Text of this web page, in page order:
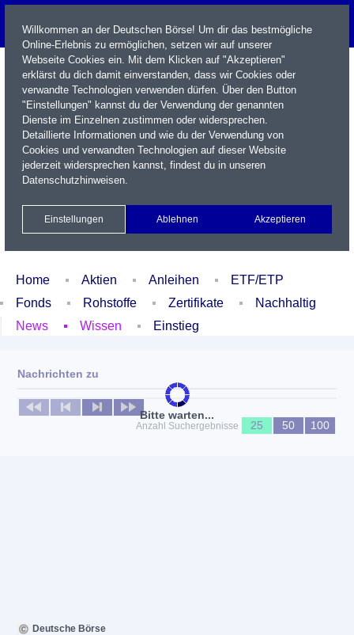
Name / WKN / ISIN / Kürzel
Xetra Realtime
Watchlist Portfolio Login
Home Aktien Anleihen
ETF/ETP
Fonds
Rohstoffe Zertifikate
Nachhaltig
News
Wissen Einstieg
Bitte warten...
Nachrichten zu
Keine News verfügbar
Anzahl Suchergebnisse
25 50 100
Willkommen an der Deutschen Börse! Um dir das bestmögliche
Online-Erlebnis zu ermöglichen, setzen wir auf unserer
Webseite Cookies ein. Mit dem Klicken auf "Akzeptieren"
erklärst du dich damit einverstanden, dass wir Cookies oder
verwandte Technologien verwenden dürfen. Über den Button
"Einstellungen" kannst du der Verwendung der genannten
Dienste im Einzelnen zustimmen oder widersprechen.
Detaillierte Informationen und wie du der Verwendung von
Cookies und verwandten Technologien auf dieser Website
jederzeit widersprechen kannst, findest du in unseren
Datenschutzhinweisen.
Einstellungen Ablehnen Akzeptieren
Deutsche Börse